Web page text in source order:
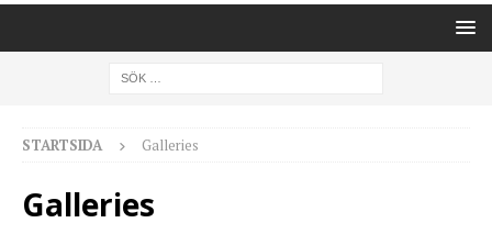
STARTSIDA Galleries
Galleries